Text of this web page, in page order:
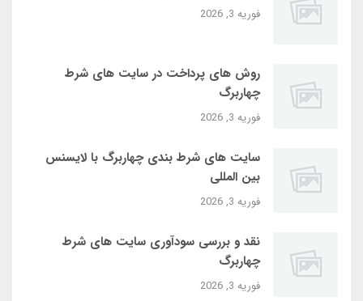
فوریه 3, 2026
روش‌ های پرداخت در سایت‌ های شرط
چهاربرگ
فوریه 3, 2026
سایت‌ های شرط بندی چهاربرگ با لایسنس
بین‌ المللی
فوریه 3, 2026
نقد و بررسی سودآوری سایت‌ های شرط
چهاربرگ
فوریه 3, 2026